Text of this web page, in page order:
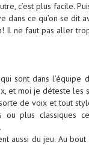
c’est plus facile.
dans ce qu’on se dit
Il ne faut pas aller
sont dans l’équipe
et moi je déteste les
de voix et tout
plus classiques
aussi du jeu. Au